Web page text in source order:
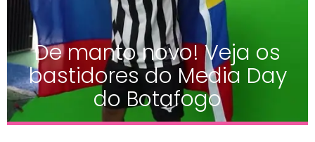
De manto novo! Veja os
bastidores do Media Day
do Botafogo